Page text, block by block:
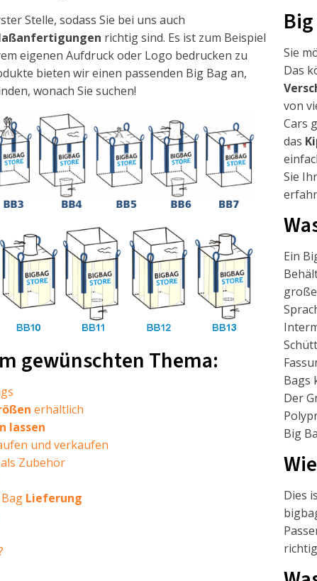
Stelle, sodass Sie bei uns auch
richtig sind. Es ist zum Beispiel
eigenen Aufdruck oder Logo bedrucken zu
bieten wir einen passenden Big Bag an,
wonach Sie suchen!
gewünschten Thema:
erhältlich
lassen
und verkaufen
als Zubehör
Lieferung
Sie
Das
von
Cars
das
Sie
Ein
Bags
Der
Big
Dies